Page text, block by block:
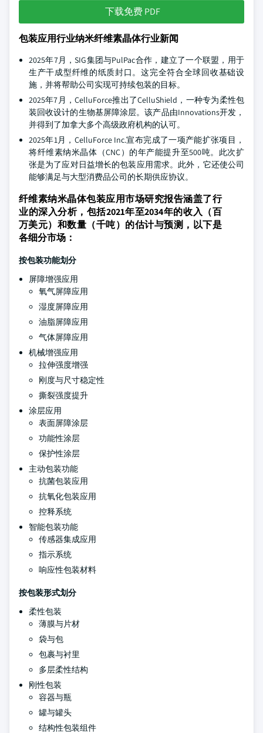
下载免费 PDF
包装应用行业纳米纤维素晶体行业新闻
2025年7月，SIG集团与PulPac合作，建立了一个联盟，用于
生产干成型纤维的纸质封口。这完全符合全球回收基础设
施，并将帮助公司实现可持续包装的目标。
2025年7月，CelluForce推出了CelluShield，一种专为柔性包
装回收设计的生物基屏障涂层。该产品由Innovations开发，
并得到了加拿大多个高级政府机构的认可。
2025年1月，CelluForce Inc.宣布完成了一项产能扩张项目，
将纤维素纳米晶体（CNC）的年产能提升至500吨。此次扩
张是为了应对日益增长的包装应用需求。此外，它还使公司
能够满足与大型消费品公司的长期供应协议。
纤维素纳米晶体包装应用市场研究报告涵盖了行
业的深入分析，包括2021年至2034年的收入（百
万美元）和数量（千吨）的估计与预测，以下是
各细分市场：
按包装功能划分
屏障增强应用
氧气屏障应用
湿度屏障应用
油脂屏障应用
气体屏障应用
机械增强应用
拉伸强度增强
刚度与尺寸稳定性
撕裂强度提升
涂层应用
表面屏障涂层
功能性涂层
保护性涂层
主动包装功能
抗菌包装应用
抗氧化包装应用
控释系统
智能包装功能
传感器集成应用
指示系统
响应性包装材料
按包装形式划分
柔性包装
薄膜与片材
袋与包
包裹与衬里
多层柔性结构
刚性包装
容器与瓶
罐与罐头
结构性包装组件